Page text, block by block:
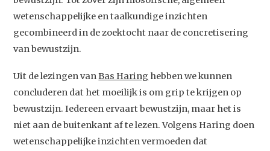
wetenschappelijke en taalkundige inzichten
gecombineerd in de zoektocht naar de concretisering
van bewustzijn.
Uit de lezingen vanBas Haring hebben we kunnen
concluderen dat het moeilijk is om grip te krijgen op
bewustzijn. Iedereen ervaart bewustzijn, maar het is
niet aan de buitenkant af te lezen. Volgens Haring doen
wetenschappelijke inzichten vermoeden dat